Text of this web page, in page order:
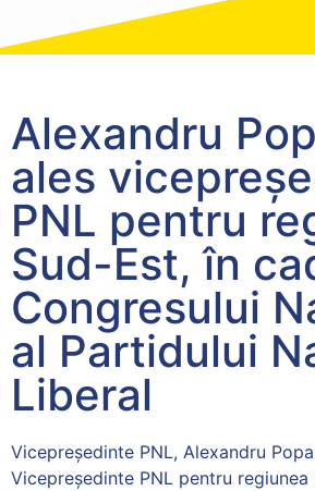
Alexandru
ales
PNL pentru
Sud-Est, în
Congresului
al Partidului
Liberal
Vicepreședinte PNL, Alexandru
Vicepreședinte PNL pentru